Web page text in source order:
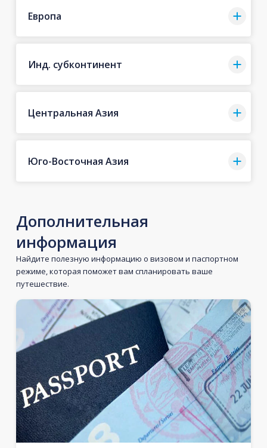
Европа
Инд. субконтинент
Центральная Азия
Юго-Восточная Азия
Дополнительная
информация
Найдите полезную информацию о визовом и паспортном
режиме, которая поможет вам спланировать ваше
путешествие.